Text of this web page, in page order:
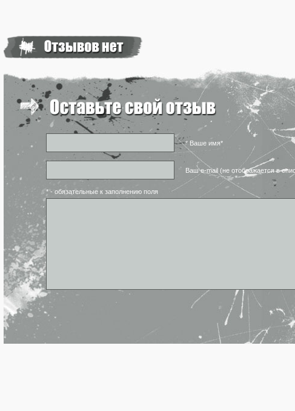
* Ваше имя*
Ваш e-mail (не отображается в
* - обязательные к заполнению поля